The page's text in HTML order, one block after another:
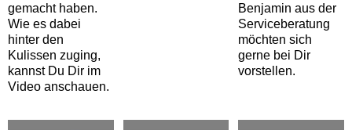
gemacht haben.
Wie es dabei
hinter den
Kulissen zuging,
kannst Du Dir im
Video anschauen.
Benjamin aus der
Serviceberatung
möchten sich
gerne bei Dir
vorstellen.